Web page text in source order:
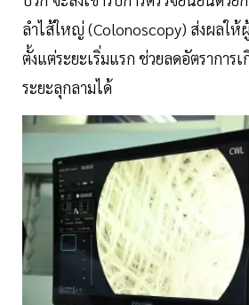
ลำไส้ใหญ่ (Colonoscopy) ส่งผลให้
ตั้งแต่ระยะเริ่มแรก ช่วยลดอัตราการ
ระยะลุกลามได้